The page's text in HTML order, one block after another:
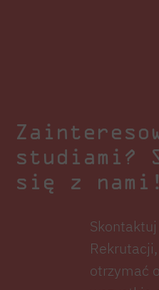
studiami?
się z nami!
Skontaktuj
otrzymać